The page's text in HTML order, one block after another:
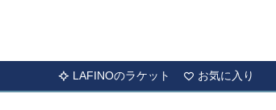
LAFINOのラケット お気に入り